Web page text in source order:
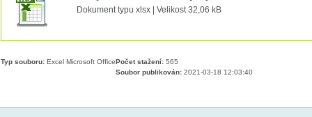
Dokument typu xlsx | Velikost 32,06 kB
Typ souboru:Excel Microsoft Office Počet stažení:565
Soubor publikován:2021-03-18 12:03:40